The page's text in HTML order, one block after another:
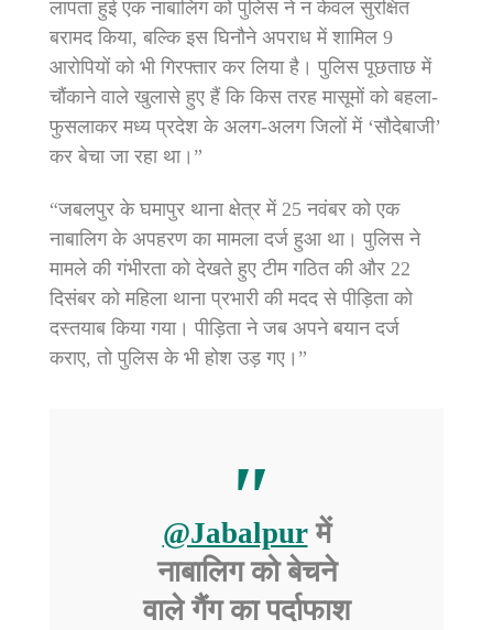
लापता हुई एक नाबालिग को पुलिस ने न केवल सुरक्षित
बरामद किया, बल्कि इस घिनौने अपराध में शामिल 9
आरोपियों को भी गिरफ्तार कर लिया है। पुलिस पूछताछ में
चौंकाने वाले खुलासे हुए हैं कि किस तरह मासूमों को बहला-
फुसलाकर मध्य प्रदेश के अलग-अलग जिलों में ‘सौदेबाजी’
कर बेचा जा रहा था।”
“जबलपुर के घमापुर थाना क्षेत्र में 25 नवंबर को एक
नाबालिग के अपहरण का मामला दर्ज हुआ था। पुलिस ने
मामले की गंभीरता को देखते हुए टीम गठित की और 22
दिसंबर को महिला थाना प्रभारी की मदद से पीड़िता को
दस्तयाब किया गया। पीड़िता ने जब अपने बयान दर्ज
कराए, तो पुलिस के भी होश उड़ गए।”
@Jabalpurमें
नाबालिग को बेचने
वाले गैंग का पर्दाफाश